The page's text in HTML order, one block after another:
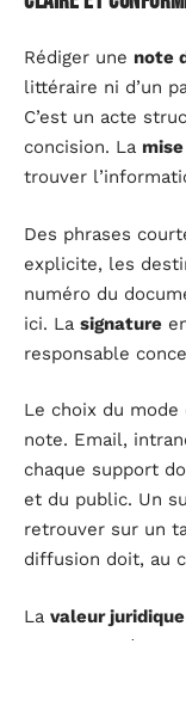
Rédiger une note
littéraire ni d’un
C’est un acte
concision. La
trouver
Des phrases
explicite, les
numéro du
ici. La signature
responsable
Le choix du
note. Email,
chaque support
et du public. Un
retrouver sur un
diffusion doit, au
La valeur juridique
contenu et de sa